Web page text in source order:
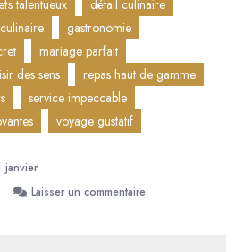
talentueux
détail culinaire
gastronomie
mariage parfait
des sens
repas haut de gamme
service impeccable
voyage gustatif
janvier
Laisser un commentairesur